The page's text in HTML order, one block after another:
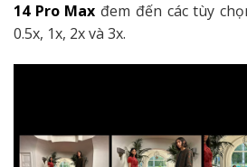
14 Pro Max đem đến các tùy
0.5x, 1x, 2x và 3x.